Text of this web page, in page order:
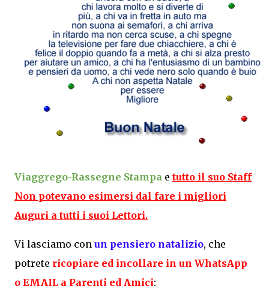
Viaggrego-Rassegne Stampa e tutto il suo Staff
Non potevano esimersi dal fare i migliori
Auguri a tutti i suoi Lettori.
Vi lasciamo con un pensiero natalizio, che
potrete ricopiare ed incollare in un WhatsApp
o EMAIL a Parenti ed Amici: